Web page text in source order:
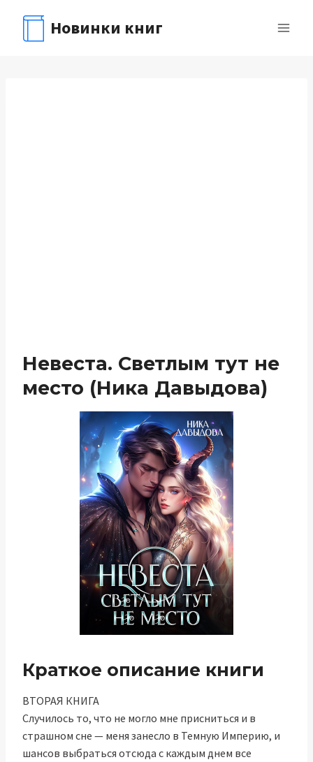
содержимому
Новинки книг
Невеста. Светлым тут не
место (Ника Давыдова)
Краткое описание книги
ВТОРАЯ КНИГА
Случилось то, что не могло мне присниться и в
страшном сне — меня занесло в Темную Империю, и
шансов выбраться отсюда с каждым днем все